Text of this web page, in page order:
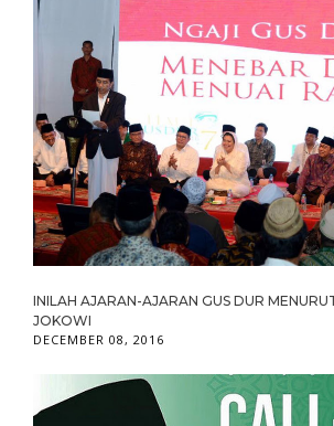
INILAH AJARAN-AJARAN GUS DUR
JOKOWI
DECEMBER 08, 2016